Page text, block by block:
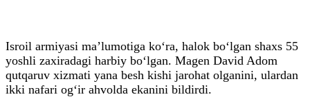
Isroil armiyasi ma’lumotiga ko‘ra, halok bo‘lgan shaxs 55
yoshli zaxiradagi harbiy bo‘lgan. Magen David Adom
qutqaruv xizmati yana besh kishi jarohat olganini, ulardan
ikki nafari og‘ir ahvolda ekanini bildirdi.